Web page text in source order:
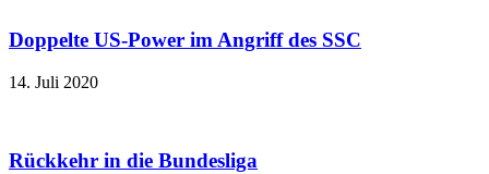
Doppelte US-Power im Angriff des SSC
14. Juli 2020
Rückkehr in die Bundesliga